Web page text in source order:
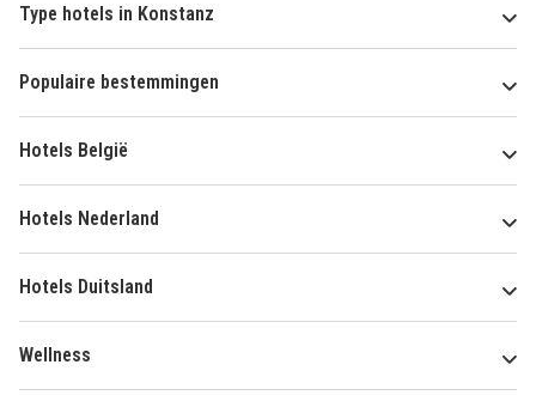
Type hotels in Konstanz
Populaire bestemmingen
Hotels België
Hotels Nederland
Hotels Duitsland
Wellness